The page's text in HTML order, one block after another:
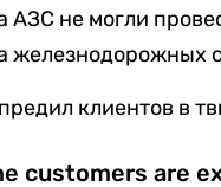
АЗС не могли
железнодорожных
клиентов в
customers are